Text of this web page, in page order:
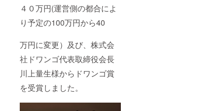
４０万円(運営側の都合によ
り予定の100万円から40
万円に変更）及び、株式会
社ドワンゴ代表取締役会長
川上量生様からドワンゴ賞
を受賞しました。